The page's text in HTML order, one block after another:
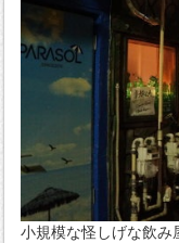
小規模な怪しげな飲